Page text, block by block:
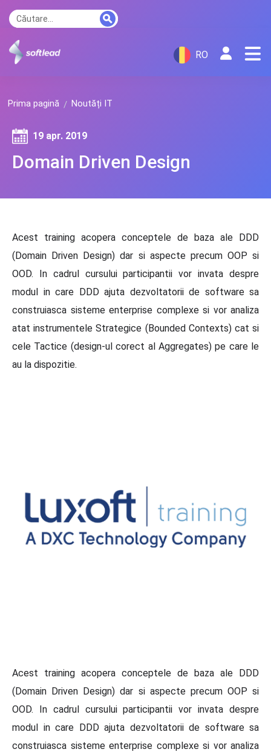
RO
Prima pagină Noutăți IT
Domain Driven Design
19 apr. 2019
Acest training acopera conceptele de baza ale DDD
(Domain Driven Design) dar si aspecte precum OOP si
OOD. In cadrul cursului participantii vor invata despre
modul in care DDD ajuta dezvoltatorii de software sa
construiasca sisteme enterprise complexe si vor analiza
atat instrumentele Strategice (Bounded Contexts) cat si
cele Tactice (design-ul corect al Aggregates) pe care le
au la dispozitie.
Acest training acopera conceptele de baza ale DDD
(Domain Driven Design) dar si aspecte precum OOP si
OOD. In cadrul cursului participantii vor invata despre
modul in care DDD ajuta dezvoltatorii de software sa
construiasca sisteme enterprise complexe si vor analiza